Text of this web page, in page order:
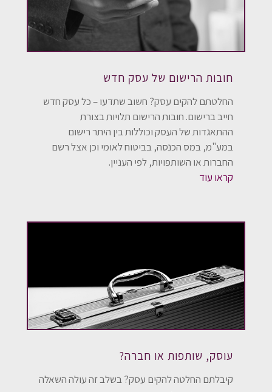
חובות הרישום של עסק חדש
החלטתם להקים עסק? חשוב שתדעו – כל עסק חדש
חייב ברישום. חובות הרישום תלויות בצורת
ההתאגדות של העסק וכוללות בין היתר רישום
במע"מ, במס הכנסה, בביטוח לאומי וכן אצל רשם
החברות או השותפויות, לפי העניין.
קראו עוד
עוסק, שותפות או חברה?
קיבלתם החלטה להקים עסק? בשלב זה עולה השאלה